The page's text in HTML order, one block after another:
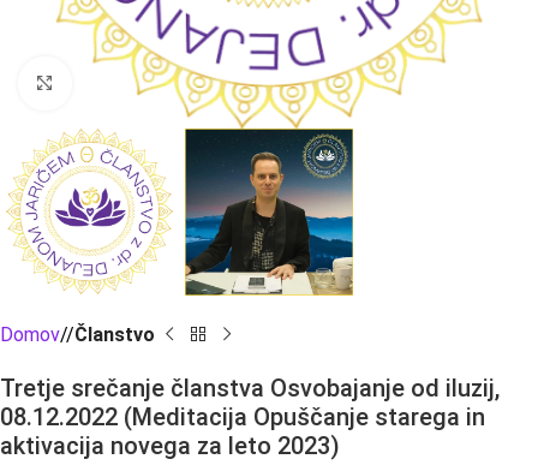
Click to enlarge
Domov/ Članstvo
Tretje srečanje članstva Osvobajanje od iluzij,
08.12.2022 (Meditacija Opuščanje starega in
aktivacija novega za leto 2023)